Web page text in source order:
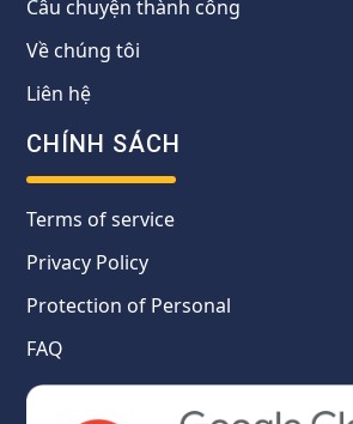
Câu chuyện thành công
Về chúng tôi
Liên hệ
CHÍNH SÁCH
Terms of service
Privacy Policy
Protection of Personal
FAQ